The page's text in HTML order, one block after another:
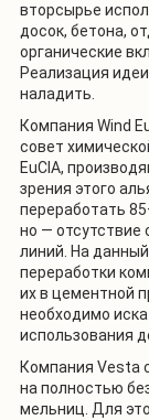
вторсырье
досок, бетона,
органические
Реализация
наладить.
Компания Wind
совет
EuCIA,
зрения этого
переработать
но —
линий. На
переработки
их в цементной
необходимо
использования
Компания Vesta
на полностью
мельниц. Для